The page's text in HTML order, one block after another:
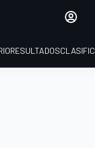
RESULTADOS